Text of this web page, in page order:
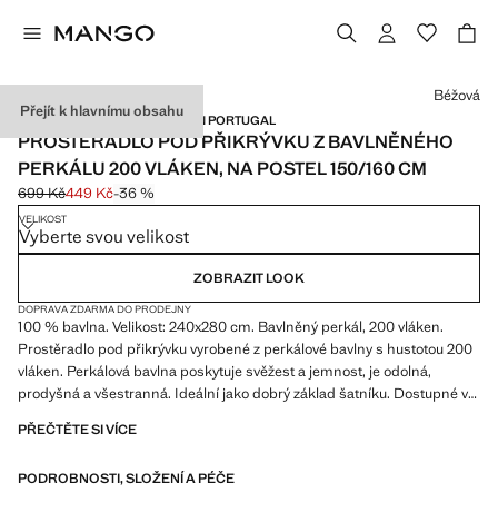
Přejít k hlavnímu obsahu
PERKÁLOVÁ BAVLNA / MADE IN PORTUGAL
PROSTĚRADLO POD PŘIKRÝVKU Z BAVLNĚNÉHO
PERKÁLU 200 VLÁKEN, NA POSTEL 150/160 CM
Původní cena přeškrtnutá [699 Kč ]
699 Kč
Aktuální cena [449 Kč ]
449 Kč-36 %
Vyberte barvu
Béžová
VELIKOST
Vyberte svou velikost
ZOBRAZIT LOOK
DOPRAVA ZDARMA DO PRODEJNY
100 % bavlna. Velikost: 240x280 cm. Bavlněný perkál, 200 vláken.
Prostěradlo pod přikrývku vyrobené z perkálové bavlny s hustotou 200
vláken. Perkálová bavlna poskytuje svěžest a jemnost, je odolná,
prodyšná a všestranná. Ideální jako dobrý základ šatníku. Dostupné v
PŘEČTĚTE SI VÍCE
PODROBNOSTI, SLOŽENÍ A PÉČE